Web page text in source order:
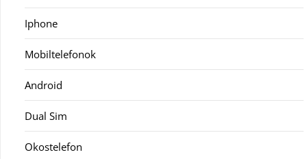
Iphone
Mobiltelefonok
Android
Dual Sim
Okostelefon